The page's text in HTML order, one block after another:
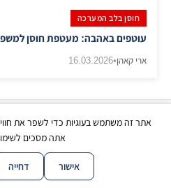
חוסן בלב המערכה
עוטפים באהבה: מעטפת חוסן
ארי קאהן•
16.03.2026
אתר זה משתמש בעוגיות כדי לשפר את
אתה מסכים
אישור דחייה
כל הזכויות שמורות | © בני
צור קשר|תנאי שימוש|פרטיות